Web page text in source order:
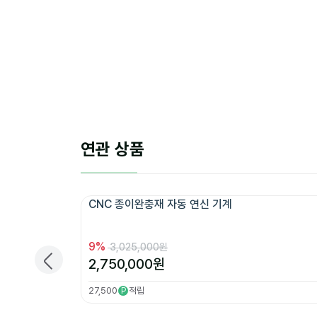
연관 상품
CNC 종이완충재 자동 연신 기계
9% 3,025,000원
2,750,000원
27,500 P 적립